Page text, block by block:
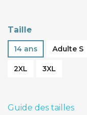
Taille
14 ans Adulte S
2XL 3XL
Guide des tailles